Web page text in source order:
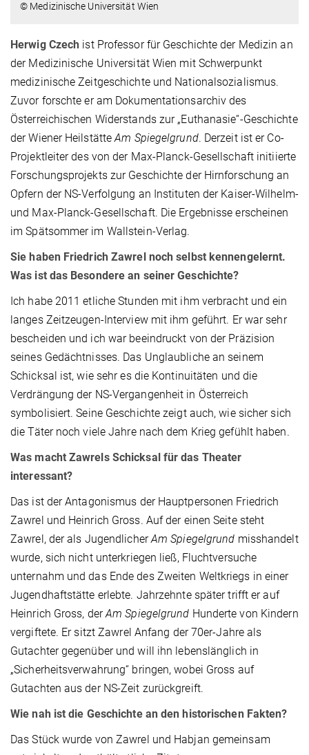
© Medizinische Universität Wien
Herwig Czech ist Professor für Geschichte der Medizin an
der Medizinische Universität Wien mit Schwerpunkt
medizinische Zeitgeschichte und Nationalsozialismus.
Zuvor forschte er am Dokumentationsarchiv des
Österreichischen Widerstands zur „Euthanasie“-Geschichte
der Wiener HeilstätteAm Spiegelgrund. Derzeit ist er Co-
Projektleiter des von der Max-Planck-Gesellschaft initiierte
Forschungsprojekts zur Geschichte der Hirnforschung an
Opfern der NS-Verfolgung an Instituten der Kaiser-Wilhelm-
und Max-Planck-Gesellschaft. Die Ergebnisse erscheinen
im Spätsommer im Wallstein-Verlag.
Sie haben Friedrich Zawrel noch selbst kennengelernt.
Was ist das Besondere an seiner Geschichte?
Ich habe 2011 etliche Stunden mit ihm verbracht und ein
langes Zeitzeugen-Interview mit ihm geführt. Er war sehr
bescheiden und ich war beeindruckt von der Präzision
seines Gedächtnisses. Das Unglaubliche an seinem
Schicksal ist, wie sehr es die Kontinuitäten und die
Verdrängung der NS-Vergangenheit in Österreich
symbolisiert. Seine Geschichte zeigt auch, wie sicher sich
die Täter noch viele Jahre nach dem Krieg gefühlt haben.
Was macht Zawrels Schicksal für das Theater
interessant?
Das ist der Antagonismus der Hauptpersonen Friedrich
Zawrel und Heinrich Gross. Auf der einen Seite steht
Zawrel, der als JugendlicherAm Spiegelgrund misshandelt
wurde, sich nicht unterkriegen ließ, Fluchtversuche
unternahm und das Ende des Zweiten Weltkriegs in einer
Jugendhaftstätte erlebte. Jahrzehnte später trifft er auf
Heinrich Gross, derAm Spiegelgrund Hunderte von Kindern
vergiftete. Er sitzt Zawrel Anfang der 70er-Jahre als
Gutachter gegenüber und will ihn lebenslänglich in
„Sicherheitsverwahrung“ bringen, wobei Gross auf
Gutachten aus der NS-Zeit zurückgreift.
Wie nah ist die Geschichte an den historischen Fakten?
Das Stück wurde von Zawrel und Habjan gemeinsam